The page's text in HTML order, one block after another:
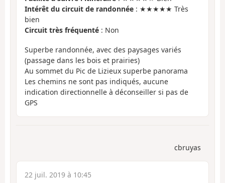
Intérêt du circuit de randonnée : ★★★★★ Très
bien
Circuit très fréquenté : Non
Superbe randonnée, avec des paysages variés
(passage dans les bois et prairies)
Au sommet du Pic de Lizieux superbe panorama
Les chemins ne sont pas indiqués, aucune
indication directionnelle à déconseiller si pas de
GPS
cbruyas
22 juil. 2019 à 10:45